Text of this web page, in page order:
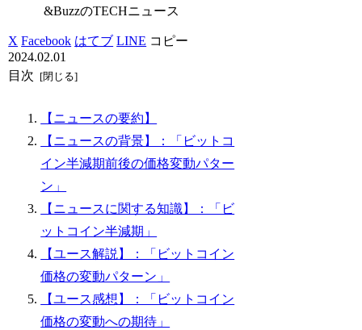
&BuzzのTECHニュース
X Facebook はてブ LINE コピー
2024.02.01
目次
【ニュースの要約】
【ニュースの背景】：「ビットコ
イン半減期前後の価格変動パター
ン」
【ニュースに関する知識】：「ビ
ットコイン半減期」
【ユース解説】：「ビットコイン
価格の変動パターン」
【ユース感想】：「ビットコイン
価格の変動への期待」